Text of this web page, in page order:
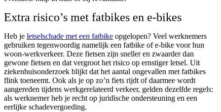
Extra risico’s met fatbikes en e-bikes
Heb je letselschade met een fatbike opgelopen? Veel werknemers
gebruiken tegenwoordig namelijk een fatbike of e-bike voor hun
woon-werkverkeer. Deze fietsen zijn sneller en zwaarder dan
gewone fietsen en dat vergroot het risico op ernstiger letsel. Uit
ziekenhuisonderzoek blijkt dat het aantal ongevallen met fatbikes
flink toeneemt. Ook als je op zo’n fiets rijdt of daarmee wordt
aangereden tijdens werkgerelateerd verkeer, gelden dezelfde regels:
als werknemer heb je recht op juridische ondersteuning en een
eerlijke schadevergoeding.